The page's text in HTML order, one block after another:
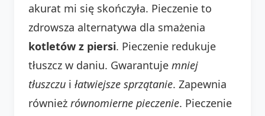
akurat mi się skończyła. Pieczenie to
zdrowsza alternatywa dla smażenia
kotletów z piersi. Pieczenie redukuje
tłuszcz w daniu. Gwarantuje mniej
tłuszczu i łatwiejsze sprzątanie. Zapewnia
również równomierne pieczenie. Pieczenie